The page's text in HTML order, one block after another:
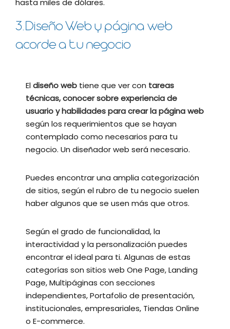
hasta miles de dólares.
3.Diseño Web y página web
acorde a tu negocio
Eldiseño web tiene que ver con tareas
técnicas, conocer sobre experiencia de
usuarioy habilidades para crear la página web
según los requerimientos que se hayan
contemplado como necesarios para tu
negocio. Un diseñador web será necesario.
Puedes encontrar una amplia categorización
de sitios, según el rubro de tu negocio suelen
haber algunos que se usen más que otros.
Según el grado de funcionalidad, la
interactividad y la personalización puedes
encontrar el ideal para ti. Algunas de estas
categorías son sitios web One Page, Landing
Page, Multipáginas con secciones
independientes, Portafolio de presentación,
institucionales, empresariales, Tiendas Online
o E-commerce.